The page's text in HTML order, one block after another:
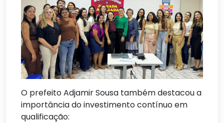
O prefeito Adjamir Sousa também destacou a
importância do investimento contínuo em
qualificação: